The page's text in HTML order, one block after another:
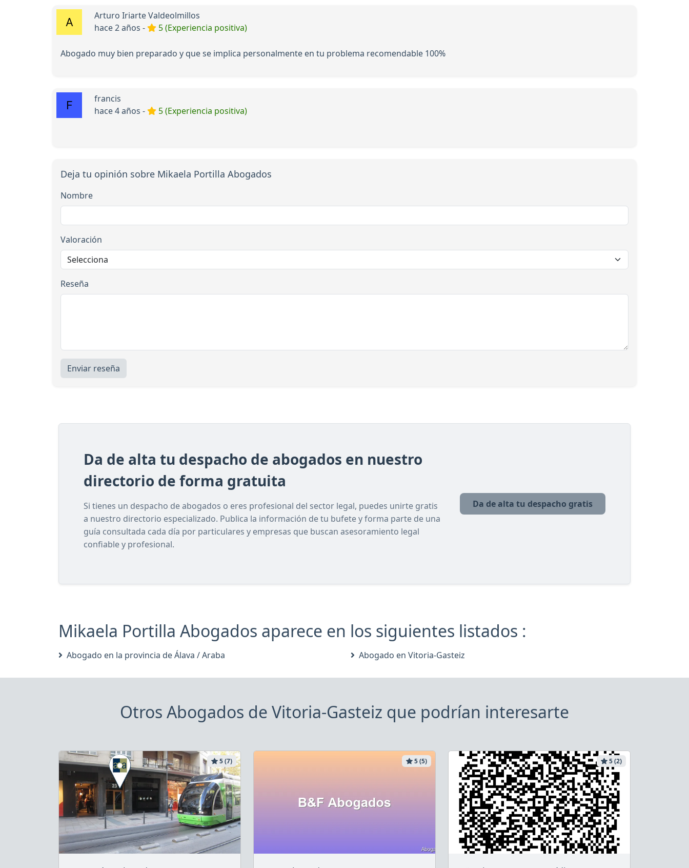
Arturo Iriarte Valdeolmillos
hace 2 años -
5 (Experiencia positiva)
Abogado muy bien preparado y que se implica personalmente en tu problema recomendable 100%
francis
hace 4 años -
5 (Experiencia positiva)
Deja tu opinión sobre Mikaela Portilla Abogados
Nombre
Valoración
Reseña
Enviar reseña
Da de alta tu despacho de abogados en nuestro
directorio de forma gratuita
Si tienes un despacho de abogados o eres profesional del sector legal, puedes unirte gratis
a nuestro directorio especializado. Publica la información de tu bufete y forma parte de una
guía consultada cada día por particulares y empresas que buscan asesoramiento legal
confiable y profesional.
Da de alta tu despacho gratis
Mikaela Portilla Abogados aparece en los siguientes listados :
Abogado en la provincia de Álava / Araba Abogado en Vitoria-Gasteiz
Otros Abogados de Vitoria-Gasteiz que podrían interesarte
5 (7) 5 (5) 5 (2)